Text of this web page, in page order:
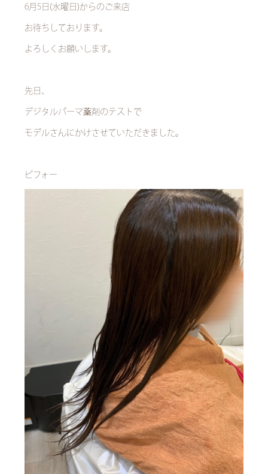
6月5日(水曜日)からのご来店
お待ちしております。
よろしくお願いします。
先日、
デジタルパーマ薬剤のテストで
モデルさんにかけさせていただきました。
ビフォー